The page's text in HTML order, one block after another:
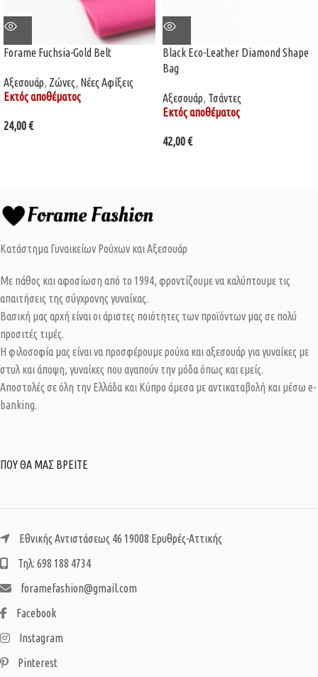
Forame Fuchsia-Gold Belt
Αξεσουάρ Ζώνες Νέες Αφίξεις
Εκτός αποθέματος
24,00€
Black Eco-Leather Diamond Shape
Bag
Αξεσουάρ Τσάντες
Εκτός αποθέματος
42,00€
Κατάστημα Γυναικείων Ρούχων και Αξεσουάρ
Με πάθος και αφοσίωση από το 1994, φροντίζουμε να καλύπτουμε τις
απαιτήσεις της σύγχρονης γυναίκας.
Βασική μας αρχή είναι οι άριστες ποιότητες των προϊόντων μας σε πολύ
προσιτές τιμές.
Η φιλοσοφία μας είναι να προσφέρουμε ρούχα και αξεσουάρ για γυναίκες με
στυλ και άποψη, γυναίκες που αγαπούν την μόδα όπως και εμείς.
Αποστολές σε όλη την Ελλάδα και Κύπρο άμεσα με αντικαταβολή και μέσω e-
banking.
ΠΟΥ ΘΑ ΜΑΣ ΒΡΕΙΤΕ
Εθνικής Αντιστάσεως 46 19008 Ερυθρές-Αττικής
Τηλ: 698 188 4734
foramefashion@gmail.com
Facebook
Instagram
Pinterest